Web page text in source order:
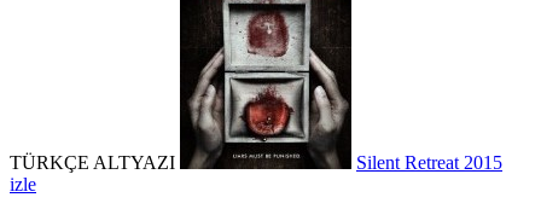
TÜRKÇE ALTYAZI
Silent Retreat 2015
izle